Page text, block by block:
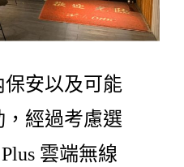
安以及可能
經過考慮選
雲端無線